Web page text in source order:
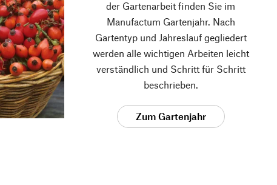
der Gartenarbeit finden Sie im
Manufactum Gartenjahr. Nach
Gartentyp und Jahreslauf gegliedert
werden alle wichtigen Arbeiten leicht
verständlich und Schritt für Schritt
beschrieben.
Zum Gartenjahr